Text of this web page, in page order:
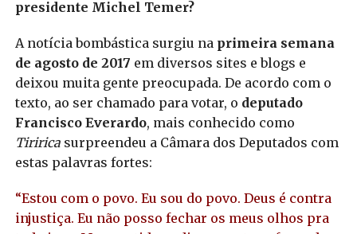
presidente Michel Temer?
A notícia bombástica surgiu na primeira semana
de agosto de 2017 em diversos sites e blogs e
deixou muita gente preocupada. De acordo com o
texto, ao ser chamado para votar, o deputado
Francisco Everardo, mais conhecido como
Tiriricasurpreendeu a Câmara dos Deputados com
estas palavras fortes:
“Estou com o povo. Eu sou do povo. Deus é contra
injustiça. Eu não posso fechar os meus olhos pra